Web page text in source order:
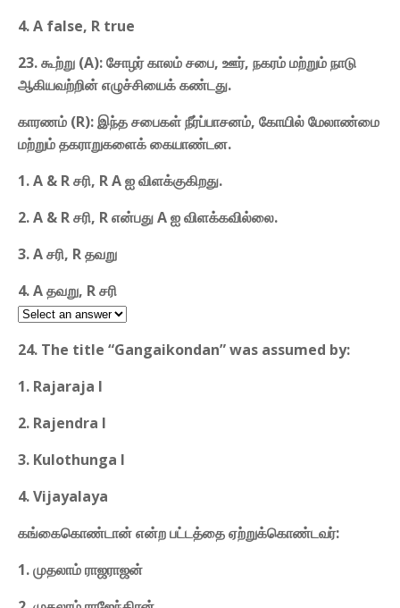
4. A false, R true
23. கூற்று (A): சோழர் காலம் சபை, ஊர், நகரம் மற்றும் நாடு
ஆகியவற்றின் எழுச்சியைக் கண்டது.
காரணம் (R): இந்த சபைகள் நீர்ப்பாசனம், கோயில் மேலாண்மை
மற்றும் தகராறுகளைக் கையாண்டன.
1. A & R சரி, R A ஐ விளக்குகிறது.
2. A & R சரி, R என்பது A ஐ விளக்கவில்லை.
3. A சரி, R தவறு
4. A தவறு, R சரி
24. The title “Gangaikondan” was assumed by:
1. Rajaraja I
2. Rajendra I
3. Kulothunga I
4. Vijayalaya
கங்கைகொண்டான் என்ற பட்டத்தை ஏற்றுக்கொண்டவர்:
1. முதலாம் ராஜராஜன்